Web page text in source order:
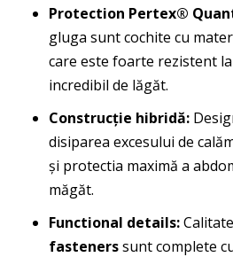
Protection Pertex®
gluga sunt cochite cu
care este foarte rezistent
incredibil de lăgăt.
Construcție hibridă:
disiparea excesului de
și protectia maximă a
măgăt.
Functional details:
fastenerssunt complete